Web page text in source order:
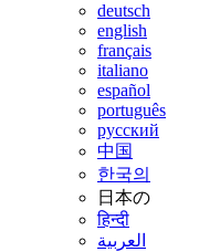
deutsch
english
français
italiano
español
português
русский
中国
한국의
日本の
हिन्दी
العربية